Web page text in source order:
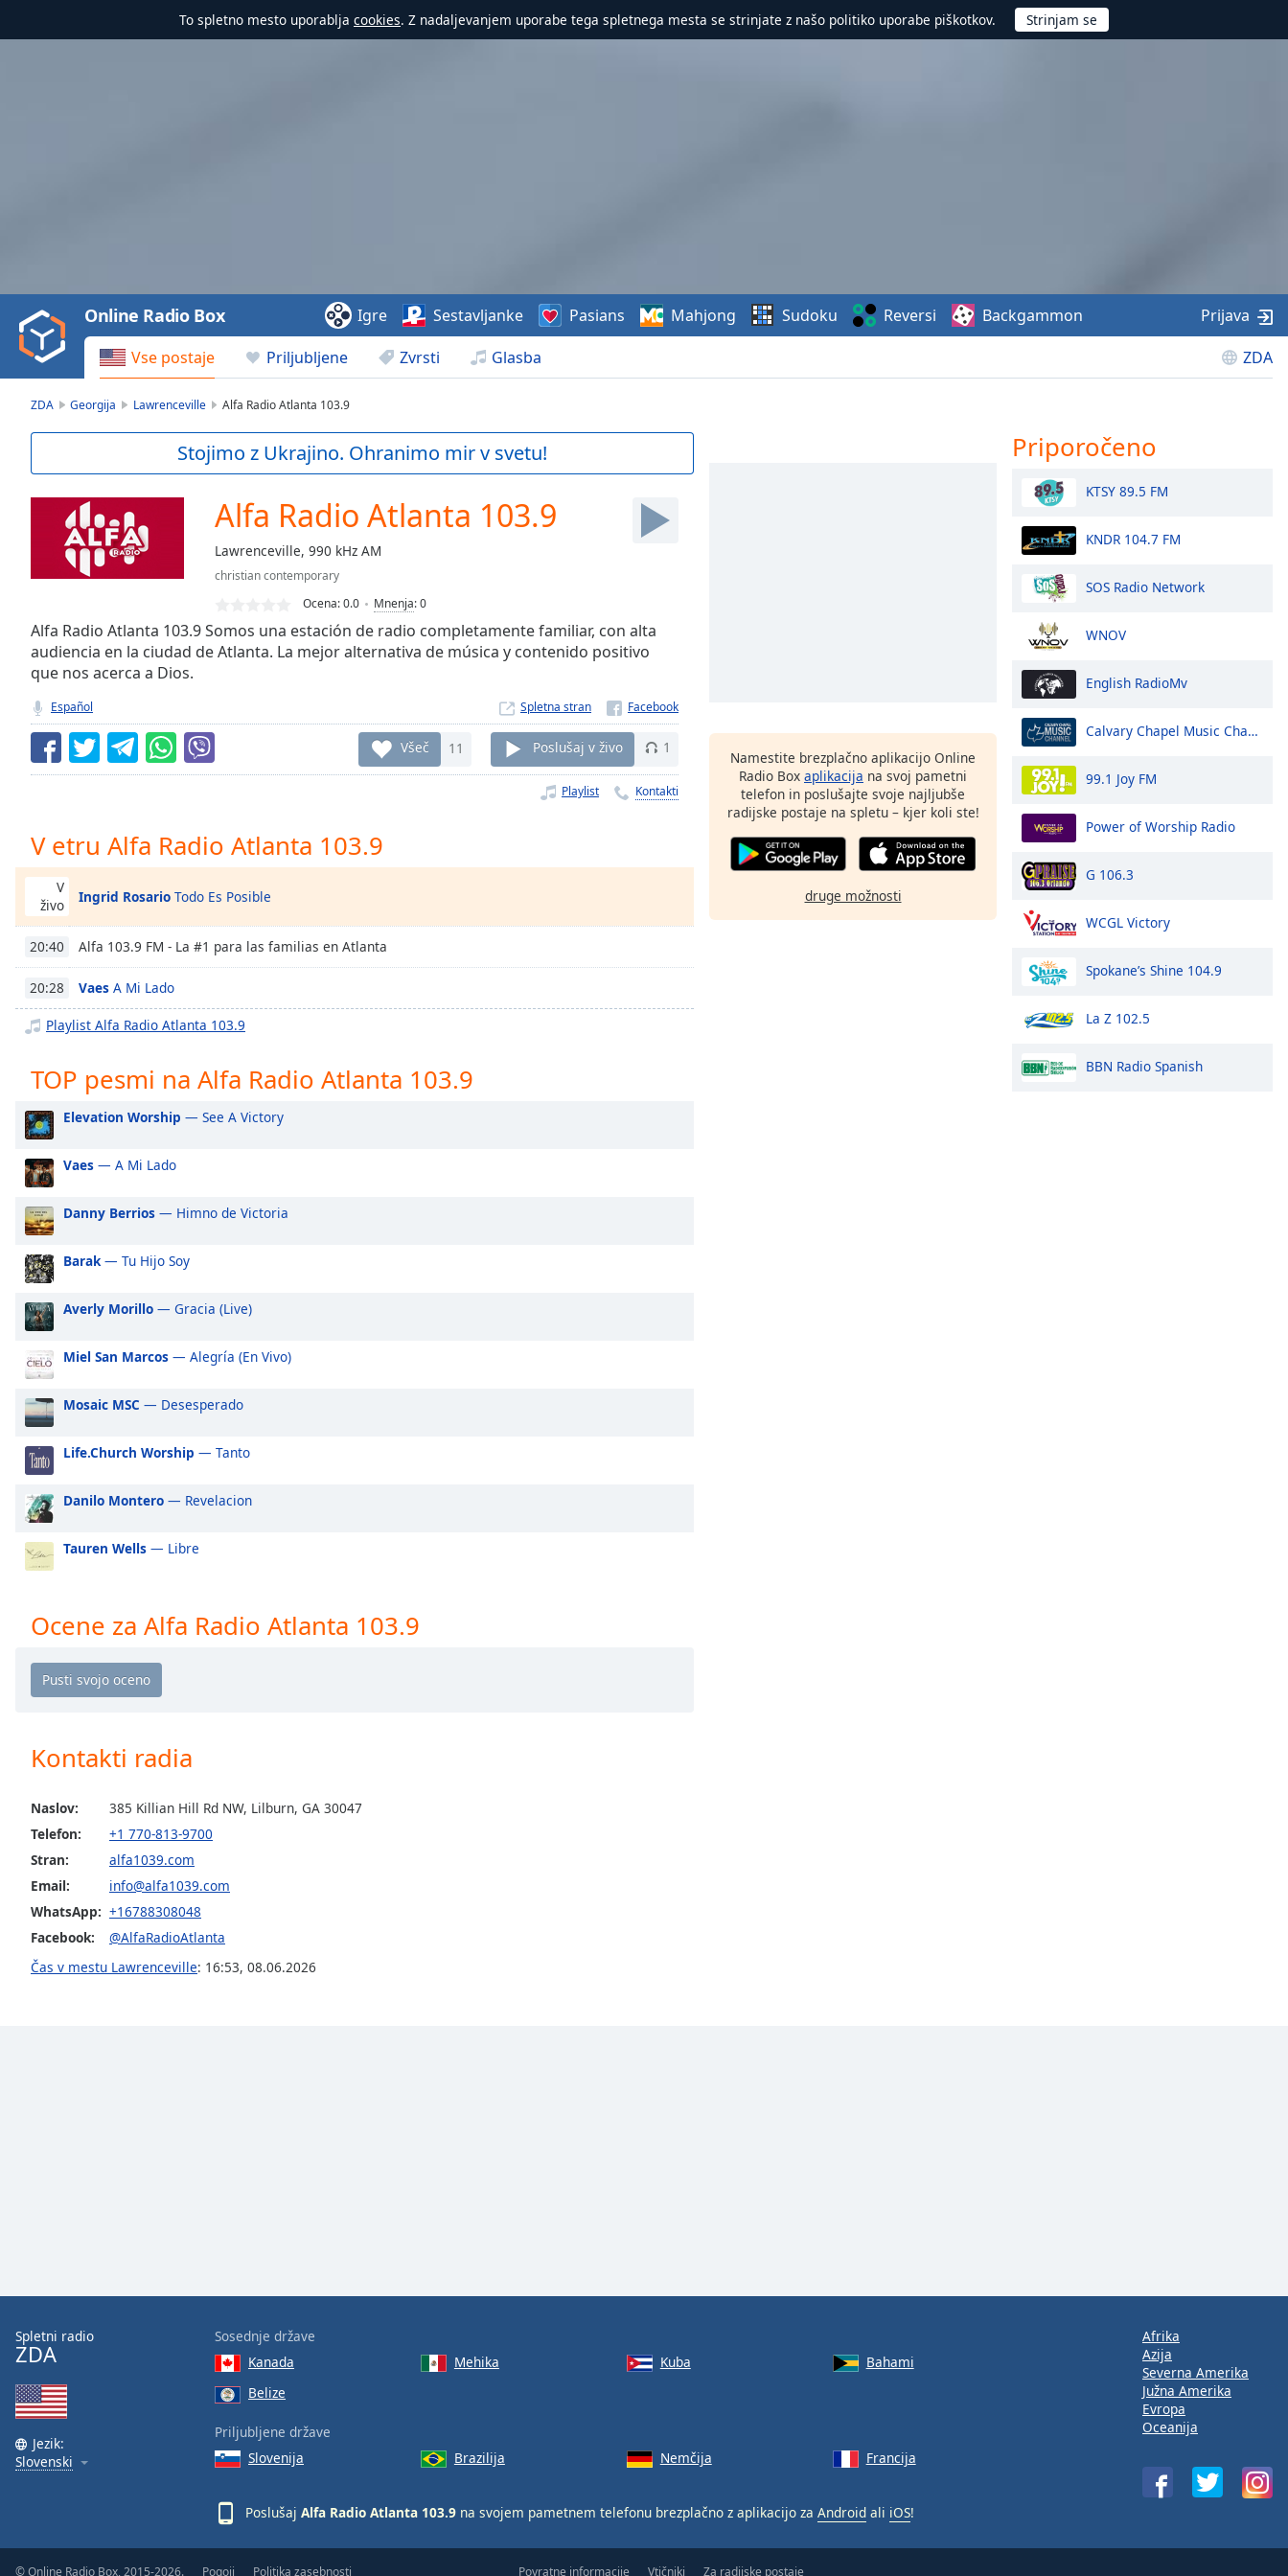
To spletno mesto uporablja cookies. Z nadaljevanjem uporabe tega spletnega mesta se strinjate z našo politiko uporabe piškotkov.
Video
Play
Backward
Skip
Current
Duration-:-
Stream
Seek to
currently
behind
LIVE
Remaining
Time-
Chapters
Chapters
descriptions
off,
selected
subtitles
settings,
opens
settings
subtitles
off
selected
Track
Picture-
in-
Picture
Fullscreen
This
window.
Beginning
Escape
cancel
window.
Opacity
Background
Color
Text
Edge
Style
Font
Family
Vse postaje Priljubljene Zvrsti Glasba ZDA
Online Radio Box Igre Sestavljanke Pasians Mahjong Sudoku Reversi Backgammon Prijava
ZDA Georgija Lawrenceville Alfa Radio Atlanta 103.9
Stojimo z Ukrajino. Ohranimo mir v svetu!
Alfa Radio Atlanta 103.9
Lawrenceville, 990 kHz AM
christian contemporary
Ocena:0.0 Mnenja:0
Alfa Radio Atlanta 103.9 Somos una estación de radio completamente familiar, con alta
audiencia en la ciudad de Atlanta. La mejor alternativa de música y contenido positivo
que nos acerca a Dios.
Español Spletna stran
Všeč 11 Poslušaj v živo 1
Playlist Kontakti
V etru Alfa Radio Atlanta 103.9
V
živo
Ingrid Rosario Todo Es Posible
20:40 Alfa 103.9 FM - La #1 para las familias en Atlanta
20:28 Vaes A Mi Lado
Playlist Alfa Radio Atlanta 103.9
TOP pesmi na Alfa Radio Atlanta 103.9
Elevation Worship — See A Victory
Vaes — A Mi Lado
Danny Berrios — Himno de Victoria
Barak— Tu Hijo Soy
Averly Morillo — Gracia (Live)
Miel San Marcos — Alegría (En Vivo)
Mosaic MSC — Desesperado
Life.Church Worship — Tanto
Danilo Montero — Revelacion
Tauren Wells — Libre
Ocene za Alfa Radio Atlanta 103.9
Kontakti radia
Naslov:
385 Killian Hill Rd NW, Lilburn, GA 30047
Telefon:
+1 770-813-9700
Stran:
alfa1039.com
Email:
info@alfa1039.com
WhatsApp: +16788308048
Facebook:
@AlfaRadioAtlanta
Čas v mestu Lawrenceville: 16:53, 08.06.2026
Namestite brezplačno aplikacijo Online
Radio Box aplikacija na svoj pametni
telefon in poslušajte svoje najljubše
radijske postaje na spletu – kjer koli ste!
druge možnosti
Priporočeno
KTSY 89.5 FM
KNDR 104.7 FM
SOS Radio Network
WNOV
English RadioMv
Calvary Chapel Music Channel
99.1 Joy FM
Power of Worship Radio
G 106.3
WCGL Victory
Spokane’s Shine 104.9
La Z 102.5
BBN Radio Spanish
Spletni radio
ZDA
Jezik:
Slovenski
Sosednje države
Kanada
Mehika Kuba
Bahami
Belize
Priljubljene države
Slovenija
Brazilija Nemčija Francija
Poslušaj Alfa Radio Atlanta 103.9 na svojem pametnem telefonu brezplačno z aplikacijo za Android ali iOS!
Afrika
Azija
Severna Amerika
Južna Amerika
Evropa
Oceanija
© Online Radio Box, 2015-2026. Pogoji Politika zasebnosti Povratne informacije Vtičniki Za radijske postaje